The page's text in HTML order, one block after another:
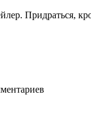
Придраться,